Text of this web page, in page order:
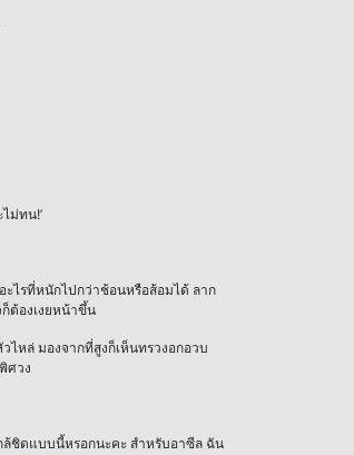
ม่ทน!’
ะไรที่หนักไปกว่าช้อนหรือส้อมได้ ลาก
ต้องเงยหน้าขึ้น
ไหล่ มองจากที่สูงก็เห็นทรวงอกอวบ
ศวง
ล้ชิดแบบนี้หรอกนะคะ สำหรับอาซีล ฉัน